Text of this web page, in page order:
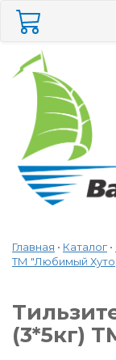
Главная • Каталог •
ТМ "Любимый
(3*5кг)